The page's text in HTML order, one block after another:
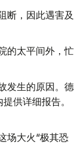
断，因此遇害及
的太平间外，忙
发生的原因。德
供详细报告。
场大火“极其恐